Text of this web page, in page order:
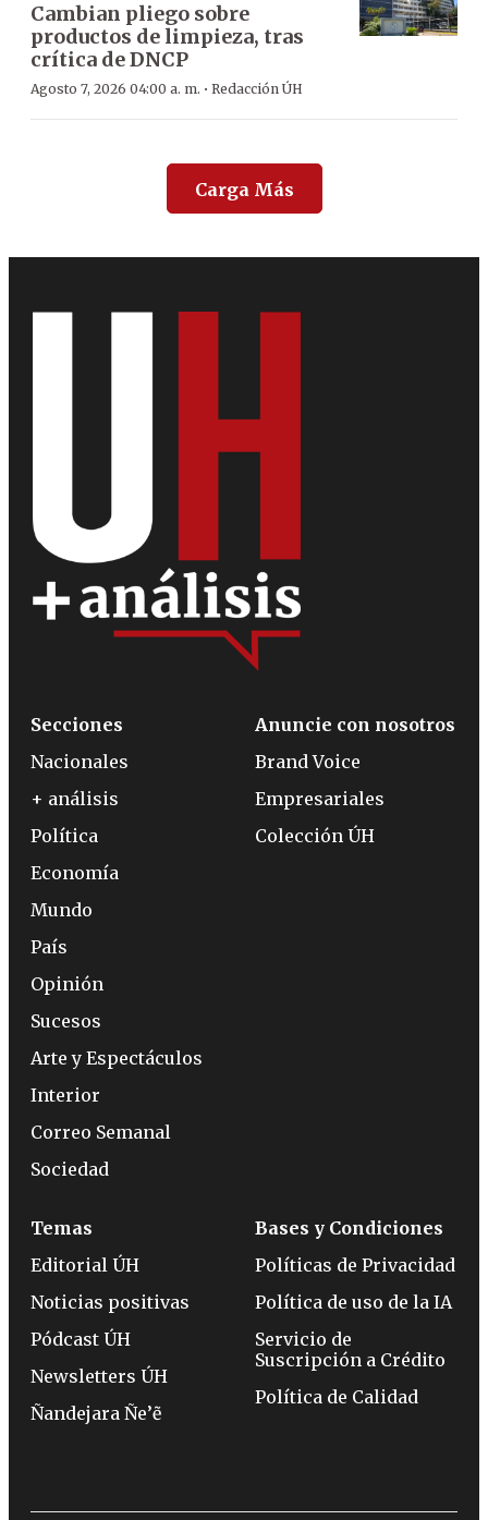
Cambian pliego sobre
productos de limpieza, tras
crítica de DNCP
Agosto 7, 2026 04:00 a. m. · Redacción ÚH
Carga Más
Secciones
Nacionales
+ análisis
Política
Economía
Mundo
País
Opinión
Sucesos
Arte y Espectáculos
Interior
Correo Semanal
Sociedad
Anuncie con nosotros
Brand Voice
Empresariales
Colección ÚH
Temas
Editorial ÚH
Noticias positivas
Pódcast ÚH
Newsletters ÚH
Ñandejara Ñe’ẽ
Bases y Condiciones
Políticas de Privacidad
Política de uso de la IA
Servicio de
Suscripción a Crédito
Política de Calidad